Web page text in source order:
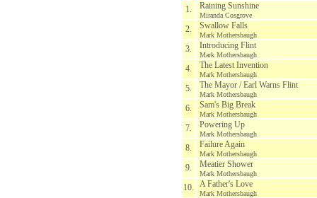
1.
Raining Sunshine
Miranda Cosgrove
2. Swallow Falls
Mark Mothersbaugh
3. Introducing Flint
Mark Mothersbaugh
4. The Latest Invention
Mark Mothersbaugh
5. The Mayor / Earl Warns Flint
Mark Mothersbaugh
6. Sam's Big Break
Mark Mothersbaugh
7. Powering Up
Mark Mothersbaugh
8. Failure Again
Mark Mothersbaugh
9. Meatier Shower
Mark Mothersbaugh
10. A Father's Love
Mark Mothersbaugh